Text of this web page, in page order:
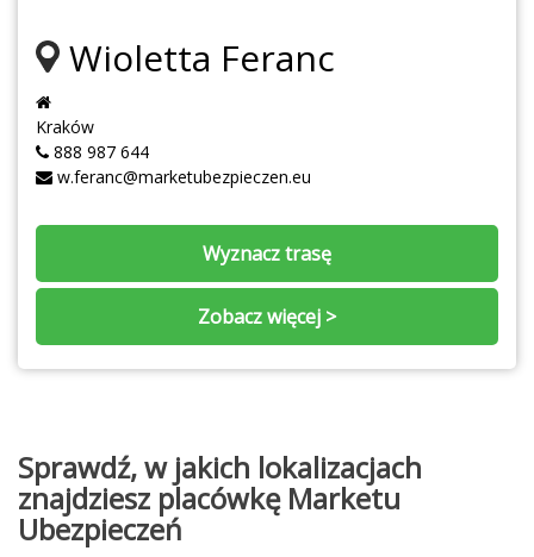
Wioletta Feranc
Kraków
888 987 644
w.feranc@marketubezpieczen.eu
Wyznacz trasę
Zobacz więcej >
Sprawdź, w jakich lokalizacjach
znajdziesz placówkę Marketu
Ubezpieczeń